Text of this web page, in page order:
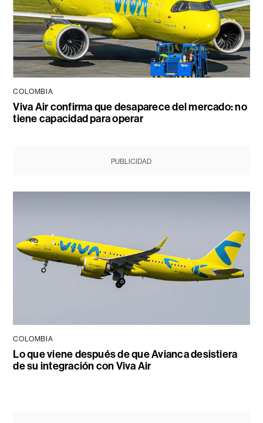
COLOMBIA
Viva Air confirma que desaparece del mercado: no
tiene capacidad para operar
PUBLICIDAD
COLOMBIA
Lo que viene después de que Avianca desistiera
de su integración con Viva Air